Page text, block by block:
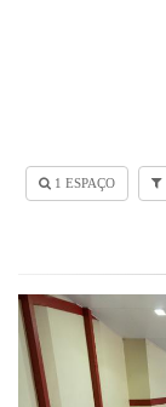
1 ESPAÇO